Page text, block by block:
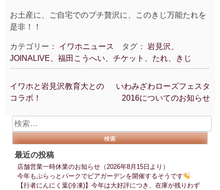
お土産に、ご自宅でのプチ贅沢に、このきじ万能たれを
是非！！
カテゴリー： イワホニュース タグ： 岩見沢、
JOINALIVE、福田こうへい、チケット、たれ、きじ
投
稿
ビ
ゲ
シ
ョ
イワホと岩見沢教育大との
コラボ！
いわみざわローズフェスタ
2016についてのお知らせ
検
索:
最近の投稿
店舗営業一時休業のお知らせ（2026年8月15日より）
今年もぷらっとパークでビアガーデンを開催するそうです
【行者にんにく葉(冷凍)】今年は大好評につき、在庫が残りわず